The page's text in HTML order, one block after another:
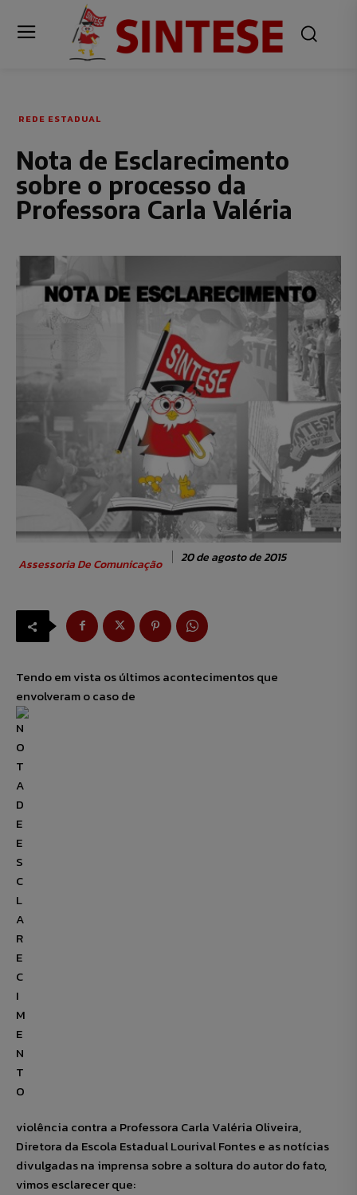
REDE ESTADUAL
Nota de Esclarecimento
sobre o processo da
Professora Carla Valéria
Assessoria De Comunicação 20 de agosto de 2015
Tendo em vista os últimos acontecimentos que
envolveram o caso de
violência contra a Professora Carla Valéria Oliveira,
Diretora da Escola Estadual Lourival Fontes e as notícias
divulgadas na imprensa sobre a soltura do autor do fato,
vimos esclarecer que: